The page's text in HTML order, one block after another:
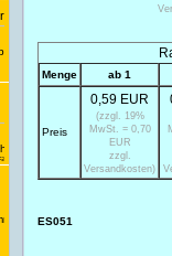
ES051
Menge ab 1
Preis
0,59 EUR
(zzgl. 19%
MwSt. = 0,70
EUR
zzgl.
Versandkosten)